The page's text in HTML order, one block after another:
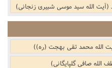
الله سید موسی شبیری زنجانی)
الله محمد تقی بهجت (ره))
الله صافی گلپایگانی)